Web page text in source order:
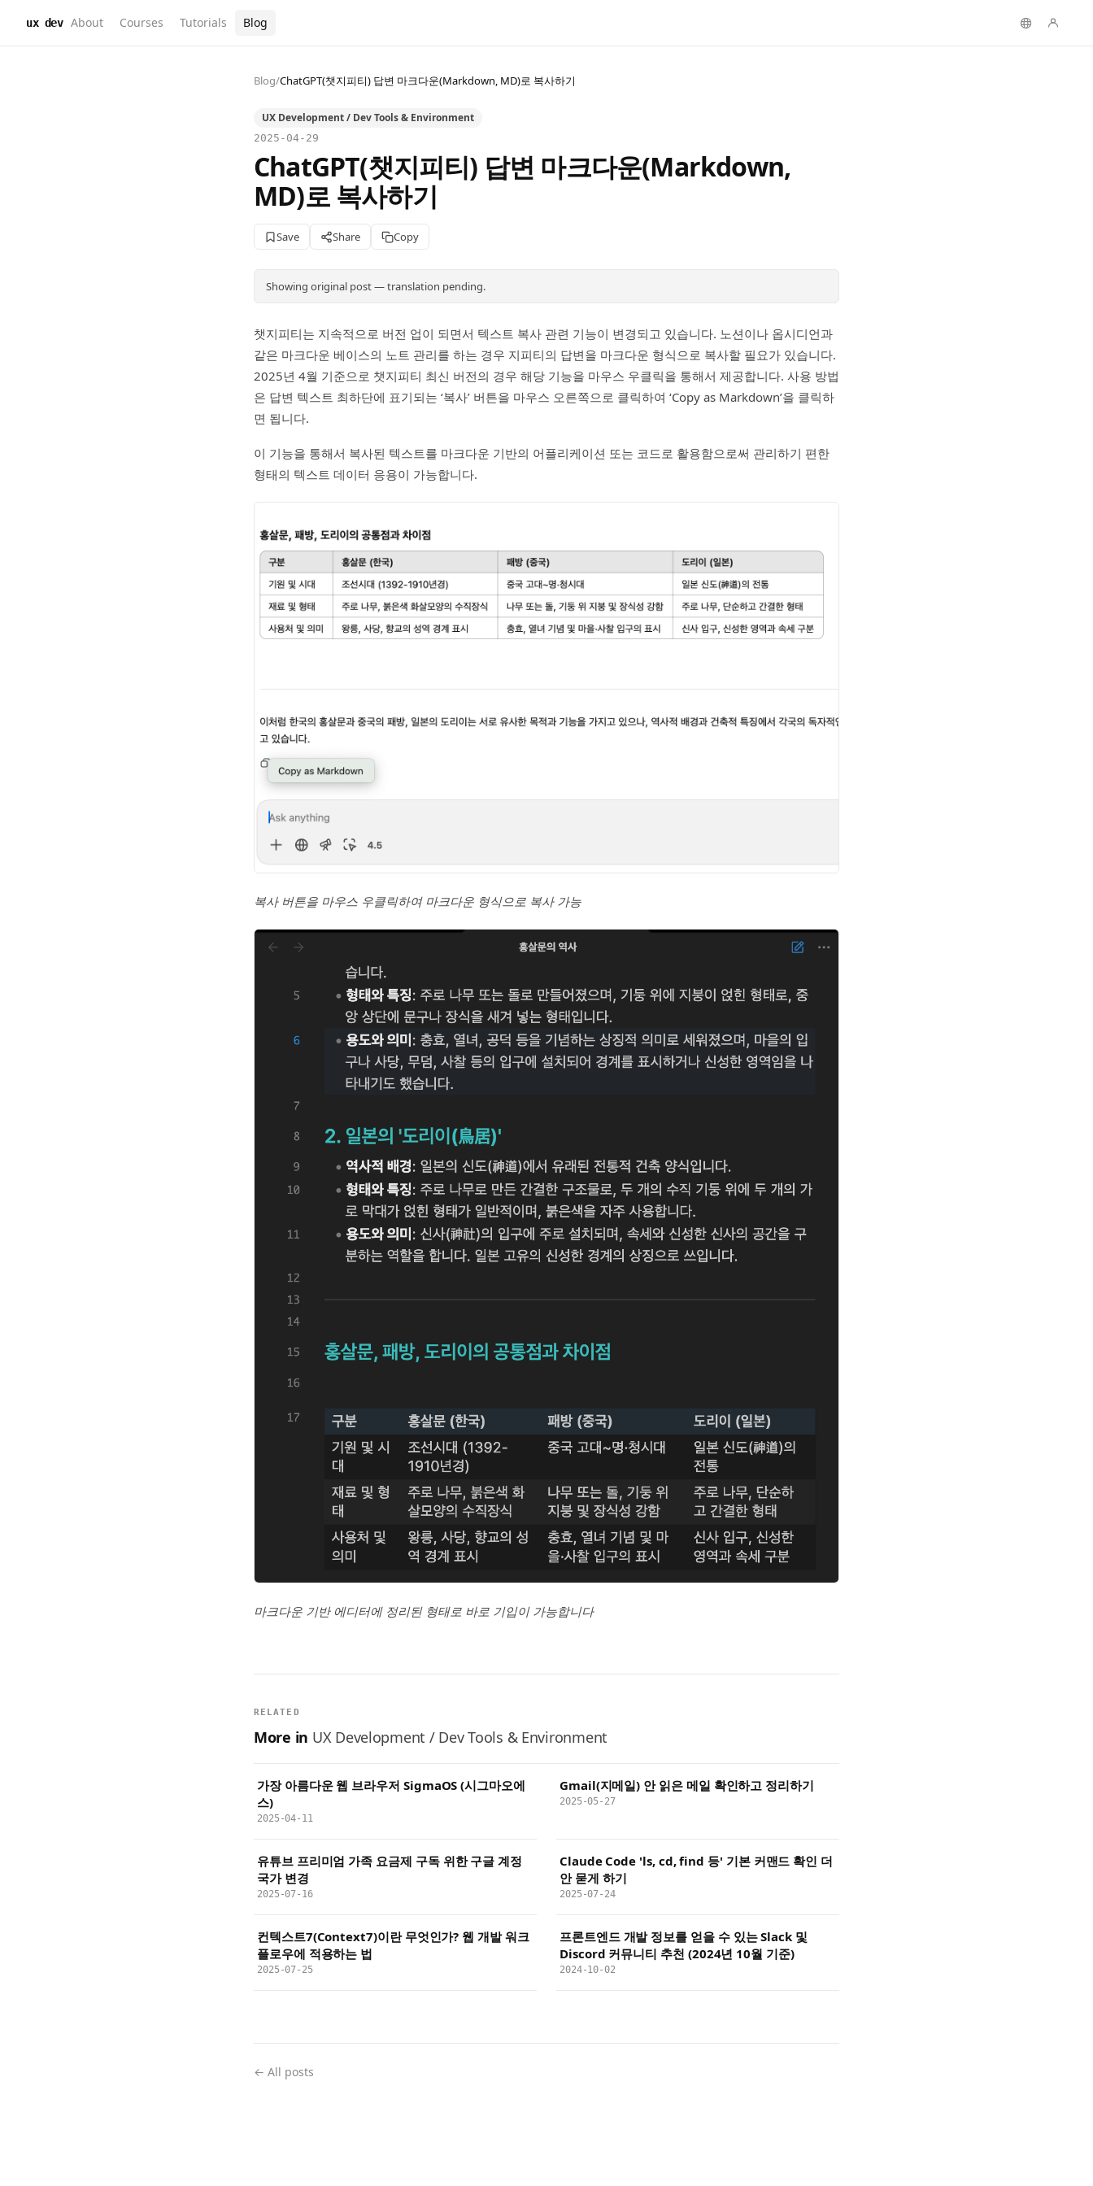
ux dev About Courses Tutorials Blog
Blog/ChatGPT(챗지피티) 답변 마크다운(Markdown, MD)로 복사하기
UX Development / Dev Tools & Environment
2025-04-29
ChatGPT(챗지피티) 답변 마크다운(Markdown,
MD)로 복사하기
Save Share Copy
Showing original post — translation pending.
챗지피티는 지속적으로 버전 업이 되면서 텍스트 복사 관련 기능이 변경되고 있습니다. 노션이나 옵시디언과
같은 마크다운 베이스의 노트 관리를 하는 경우 지피티의 답변을 마크다운 형식으로 복사할 필요가 있습니다.
2025년 4월 기준으로 챗지피티 최신 버전의 경우 해당 기능을 마우스 우클릭을 통해서 제공합니다. 사용 방법
은 답변 텍스트 최하단에 표기되는 ‘복사’ 버튼을 마우스 오른쪽으로 클릭하여 ‘Copy as Markdown’을 클릭하
면 됩니다.
이 기능을 통해서 복사된 텍스트를 마크다운 기반의 어플리케이션 또는 코드로 활용함으로써 관리하기 편한
형태의 텍스트 데이터 응용이 가능합니다.
복사 버튼을 마우스 우클릭하여 마크다운 형식으로 복사 가능
마크다운 기반 에디터에 정리된 형태로 바로 기입이 가능합니다
RELATED
More in UX Development / Dev Tools & Environment
가장 아름다운 웹 브라우저 SigmaOS (시그마오에
스)
2025-04-11
Gmail(지메일) 안 읽은 메일 확인하고 정리하기
2025-05-27
유튜브 프리미엄 가족 요금제 구독 위한 구글 계정
국가 변경
2025-07-16
Claude Code 'ls, cd, find 등' 기본 커맨드 확인 더
안 묻게 하기
2025-07-24
컨텍스트7(Context7)이란 무엇인가? 웹 개발 워크
플로우에 적용하는 법
2025-07-25
프론트엔드 개발 정보를 얻을 수 있는 Slack 및
Discord 커뮤니티 추천 (2024년 10월 기준)
2024-10-02
← All posts